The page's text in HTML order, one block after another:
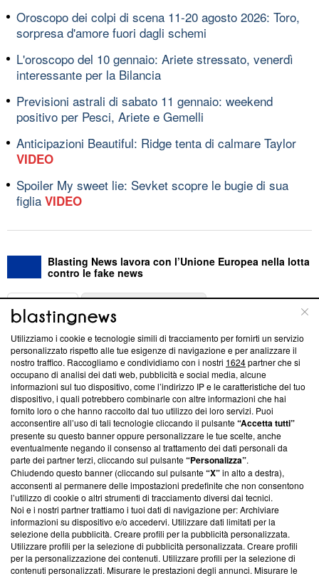
Oroscopo dei colpi di scena 11-20 agosto 2026: Toro,
sorpresa d'amore fuori dagli schemi
L'oroscopo del 10 gennaio: Ariete stressato, venerdì
interessante per la Bilancia
Previsioni astrali di sabato 11 gennaio: weekend
positivo per Pesci, Ariete e Gemelli
Anticipazioni Beautiful: Ridge tenta di calmare Taylor
VIDEO
Spoiler My sweet lie: Sevket scopre le bugie di sua
figlia VIDEO
Blasting News lavora con l’Unione Europea nella lotta
contro le fake news
ABOUT
Questa sezione offre informazioni trasparenti su Blasting
News, sui nostri processi editoriali e su come ci impegniamo a
creare news di qualità. Inoltre, afferma la nostra aderenza a
‘Trust Project - News with Integrity’Blasting News non è
ancora membro del programma, ma ha richiesto di farne
parte; Trust Project non ha ancora effettuato una verifica di
conformità agli standard.
Su di noi
Team editoriale
Corporate
Redazione
Informativa Privacy
Utilizziamo i cookie e tecnologie simili di tracciamento per fornirti un servizio
personalizzato rispetto alle tue esigenze di navigazione e per analizzare il
nostro traffico. Raccogliamo e condividiamo con i nostri 1624partner che si
occupano di analisi dei dati web, pubblicità e social media, alcune
informazioni sul tuo dispositivo, come l’indirizzo IP e le caratteristiche del tuo
dispositivo, i quali potrebbero combinarle con altre informazioni che hai
fornito loro o che hanno raccolto dal tuo utilizzo dei loro servizi. Puoi
acconsentire all’uso di tali tecnologie cliccando il pulsante“Accetta tutti”
presente su questo banner oppure personalizzare le tue scelte, anche
eventualmente negando il consenso al trattamento dei dati personali da
parte dei partner terzi, cliccando sul pulsante“Personalizza”.
Chiudendo questo banner (cliccando sul pulsante“X”in alto a destra),
acconsenti al permanere delle impostazioni predefinite che non consentono
l’utilizzo di cookie o altri strumenti di tracciamento diversi dai tecnici.
Noi e i nostri partner trattiamo i tuoi dati di navigazione per: Archiviare
informazioni su dispositivo e/o accedervi. Utilizzare dati limitati per la
selezione della pubblicità. Creare profili per la pubblicità personalizzata.
Utilizzare profili per la selezione di pubblicità personalizzata. Creare profili
per la personalizzazione dei contenuti. Utilizzare profili per la selezione di
contenuti personalizzati. Misurare le prestazioni degli annunci. Misurare le